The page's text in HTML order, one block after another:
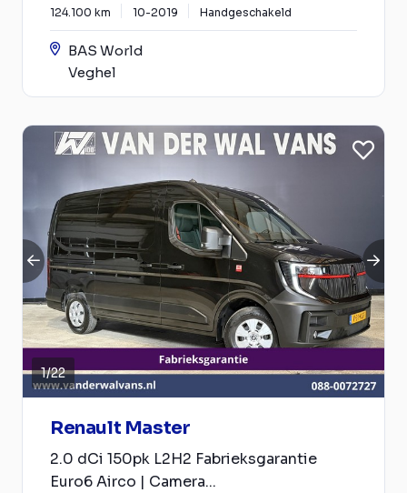
124.100 km 10-2019 Handgeschakeld
BAS World
Veghel
1/22
Renault Master
2.0 dCi 150pk L2H2 Fabrieksgarantie
Euro6 Airco | Camera...